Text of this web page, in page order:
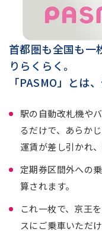
首都圏も全国も一
りらくらく。
「PASMO」とは
駅の自動改札機や
るだけで、あらか
運賃が差し引かれ
定期券区間外への
算されます。
これ一枚で、京王
スにご乗車いただ